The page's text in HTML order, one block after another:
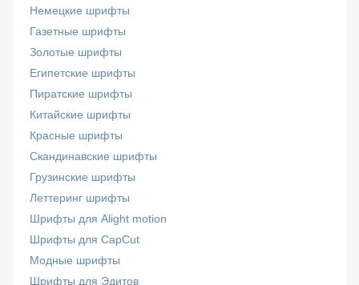
Немецкие шрифты
Газетные шрифты
Золотые шрифты
Египетские шрифты
Пиратские шрифты
Китайские шрифты
Красные шрифты
Скандинавские шрифты
Грузинские шрифты
Леттеринг шрифты
Шрифты для Alight motion
Шрифты для CapCut
Модные шрифты
Шрифты для Эдитов